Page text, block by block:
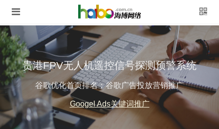
贵港FPV无人机遥控信号探测预警系统
谷歌优化首页排名；谷歌广告投放营销推广
Googel Ads关键词推广